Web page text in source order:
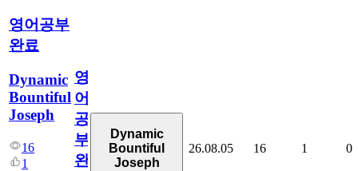
영어공부
완료
Dynamic
Bountiful
Joseph
16
1
영
어
공
부
완
Dynamic
Bountiful
Joseph
26.08.05 16 1 0